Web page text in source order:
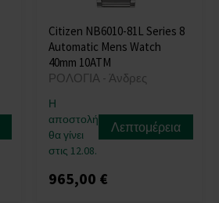
Citizen NB6010-81L Series 8
Automatic Mens Watch
40mm 10ATM
ΡΟΛΟΓΙΑ - Άνδρες
Η
αποστολή
θα γίνει
στις 12.08.
Λεπτομέρεια
965,00 €